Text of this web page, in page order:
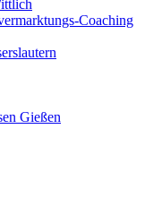
Coaching
Gießen